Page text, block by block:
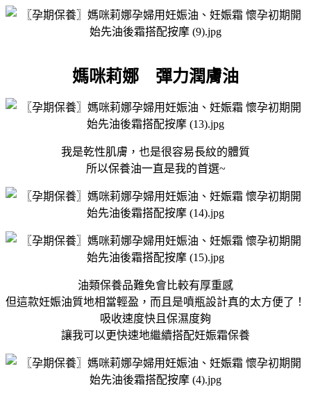
媽咪莉娜 彈力潤膚油
我是乾性肌膚，也是很容易長紋的體質
所以保養油一直是我的首選~
油類保養品難免會比較有厚重感
但這款妊娠油質地相當輕盈，而且是噴瓶設計真的太方便了！
吸收速度快且保濕度夠
讓我可以更快速地繼續搭配妊娠霜保養